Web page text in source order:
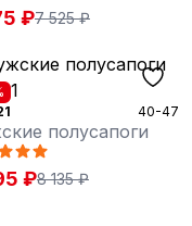
₽7 525 ₽
40-47
полусапоги
₽8 135 ₽